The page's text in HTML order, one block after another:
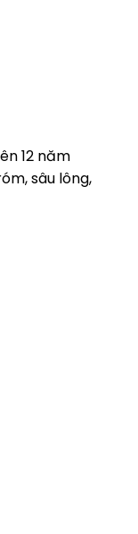
12 năm
sâu lông,